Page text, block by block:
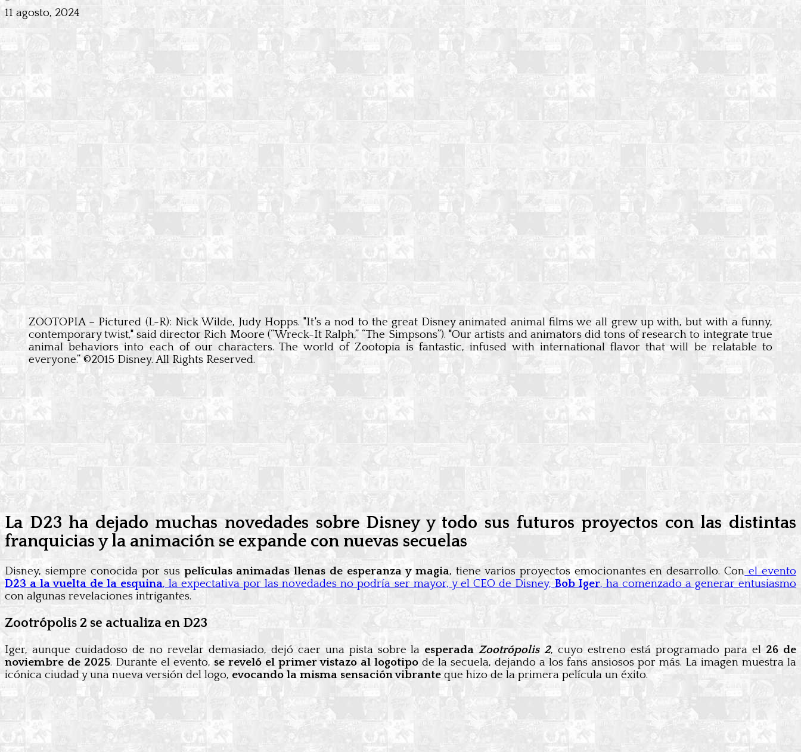
11 agosto, 2024
ZOOTOPIA – Pictured (L-R): Nick Wilde, Judy Hopps. "It's a nod to the great Disney animated animal films we all grew up with, but with a funny,
contemporary twist," said director Rich Moore (“Wreck-It Ralph,” “The Simpsons”). "Our artists and animators did tons of research to integrate true
animal behaviors into each of our characters. The world of Zootopia is fantastic, infused with international flavor that will be relatable to
everyone.” ©2015 Disney. All Rights Reserved.
La D23 ha dejado muchas novedades sobre Disney y todo sus futuros proyectos con las distintas
franquicias y la animación se expande con nuevas secuelas
Disney, siempre conocida por sus películas animadas llenas de esperanza y magia, tiene varios proyectos emocionantes en desarrollo. Conel evento
D23 a la vuelta de la esquina, la expectativa por las novedades no podría ser mayor, y el CEO de Disney,Bob Iger, ha comenzado a generar entusiasmo
con algunas revelaciones intrigantes.
Zootrópolis 2 se actualiza en D23
Iger, aunque cuidadoso de no revelar demasiado, dejó caer una pista sobre la esperadaZootrópolis 2, cuyo estreno está programado para el26 de
noviembre de 2025. Durante el evento, se reveló el primer vistazo al logotipo de la secuela, dejando a los fans ansiosos por más. La imagen muestra la
icónica ciudad y una nueva versión del logo, evocando la misma sensación vibranteque hizo de la primera película un éxito.